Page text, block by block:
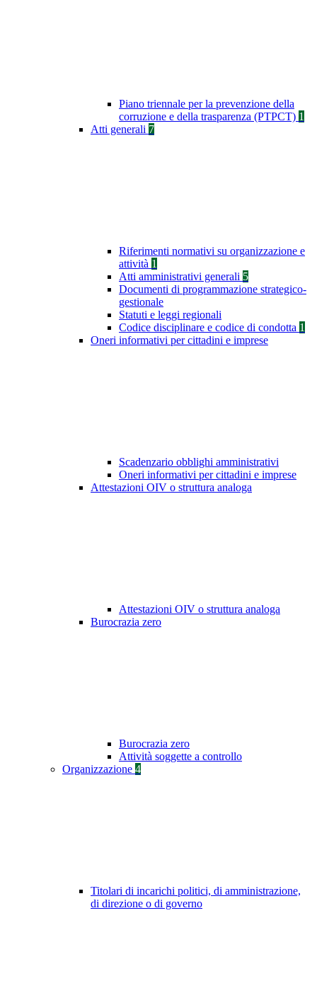
Piano triennale per la prevenzione della
corruzione e della trasparenza (PTPCT) 1
Atti generali 7
Riferimenti normativi su organizzazione e
attività 1
Atti amministrativi generali 5
Documenti di programmazione strategico-
gestionale
Statuti e leggi regionali
Codice disciplinare e codice di condotta 1
Oneri informativi per cittadini e imprese
Scadenzario obblighi amministrativi
Oneri informativi per cittadini e imprese
Attestazioni OIV o struttura analoga
Attestazioni OIV o struttura analoga
Burocrazia zero
Burocrazia zero
Attività soggette a controllo
Organizzazione 4
Titolari di incarichi politici, di amministrazione,
di direzione o di governo